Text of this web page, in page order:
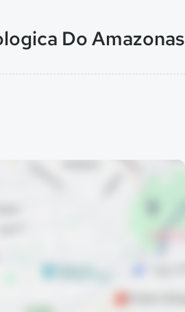
Do Amazonas